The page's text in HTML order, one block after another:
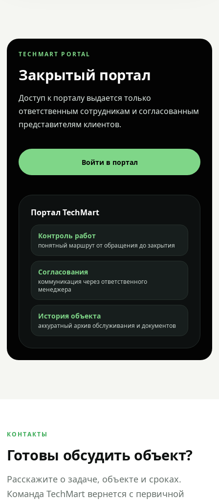
TECHMART PORTAL
Закрытый портал
Доступ к порталу выдается только
ответственным сотрудникам и согласованным
представителям клиентов.
Войти в портал
Портал TechMart
Контроль работ
понятный маршрут от обращения до закрытия
Согласования
коммуникация через ответственного
менеджера
История объекта
аккуратный архив обслуживания и документов
КОНТАКТЫ
Готовы обсудить объект?
Расскажите о задаче, объекте и сроках.
Команда TechMart вернется с первичной